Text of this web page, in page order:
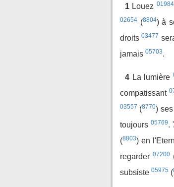
1 Louez 01984
02654 (8804) à
droits03477
jamais 05703.
4 La lumière
compatissant
03557 (8770)
toujours05769.
(8803) en
regarder 07200
subsiste 05975 (